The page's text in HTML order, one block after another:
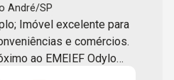
André/SP
Imóvel excelente para
e comércios.
ao EMEIEF Odylo